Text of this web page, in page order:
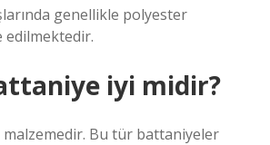
genellikle polyester
edilmektedir.
iyi midir?
malzemedir. Bu tür battaniyeler